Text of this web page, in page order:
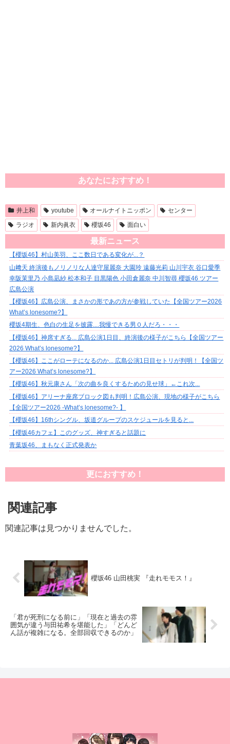
あなたにおすすめ！
井上和 youtube オールナイトニッポン
センター
ラジオ
新内眞衣 櫻坂46 面白い
最新ニュース
【櫻坂46】村山美羽、ここ数日である変化が...？
山﨑天 終演後もノリノリな人達守屋麗奈 大園玲 遠藤光莉 山川宇衣 谷口愛季
幸阪茉里乃 小島凪紗 松本和子 目黒陽色 小田倉麗奈 中川智尋 櫻坂46 ツアー
広島公演
【櫻坂46】広島公演、まさかの形であの方が参戦していた【全国ツアー2026
What’s lonesome?】
櫻坂4期生、色白の生足を披露....我慢できる男０人だろ・・・
【櫻坂46】神席すぎる... 広島公演1日目、終演後の様子がこちら【全国ツアー
2026 What’s lonesome?】
【櫻坂46】ここがローテになるのか... 広島公演1日目セトリが判明！【全国ツ
アー2026 What’s lonesome?】
【櫻坂46】秋元康さん「次の曲を良くするための見せ球」←これ次...
【櫻坂46】アリーナ座席ブロック図も判明！広島公演、現地の様子がこちら
【全国ツアー2026 -What’s lonesome?- 】
【櫻坂46】16thシングル、坂道グループのスケジュールを見ると...
【櫻坂46カフェ】このグッズ、神すぎると話題に
青葉坂46、まもなく正式発表か
更におすすめ！
関連記事
関連記事は見つかりませんでした。
櫻坂46 山田桃実 『走れモモス！』
「君が死刑になる前に」「現在と過去の雰
囲気が違う与田祐希を堪能した」「どんど
ん話が複雑になる。全部回収できるのか」